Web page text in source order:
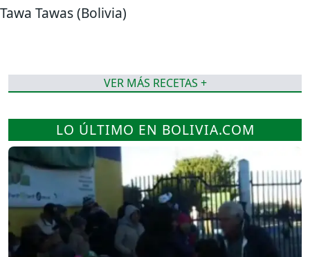
Tawa Tawas (Bolivia)
VER MÁS RECETAS +
LO ÚLTIMO EN BOLIVIA.COM